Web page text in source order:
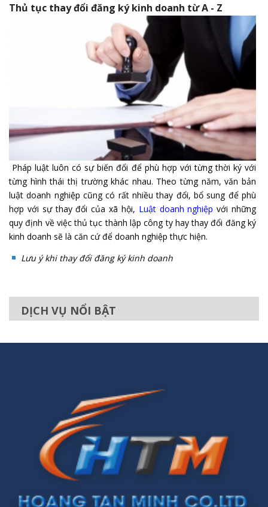
Thủ tục thay đổi đăng ký kinh doanh từ A - Z
Pháp luật luôn có sự biến đổi để phù hợp với từng thời ký với
từng hình thái thị trường khác nhau. Theo từng năm, văn bản
luật doanh nghiệp cũng có rất nhiều thay đổi, bổ sung để phù
hợp với sự thay đổi của xã hội, Luật doanh nghiệp với những
quy định về việc thủ tục thành lập công ty hay thay đổi đăng ký
kinh doanh sẽ là căn cứ để doanh nghiệp thực hiện.
Lưu ý khi thay đổi đăng ký kinh doanh
DỊCH VỤ NỔI BẬT